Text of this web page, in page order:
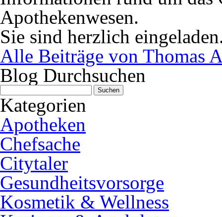
Apothekenwesen.
Sie sind herzlich
Alle Beiträge von Thomas
Blog Durchsuchen
Suchen
nach:
Kategorien
Apotheken
Chefsache
Citytaler
Gesundheitsvorsorge
Kosmetik & Wellness